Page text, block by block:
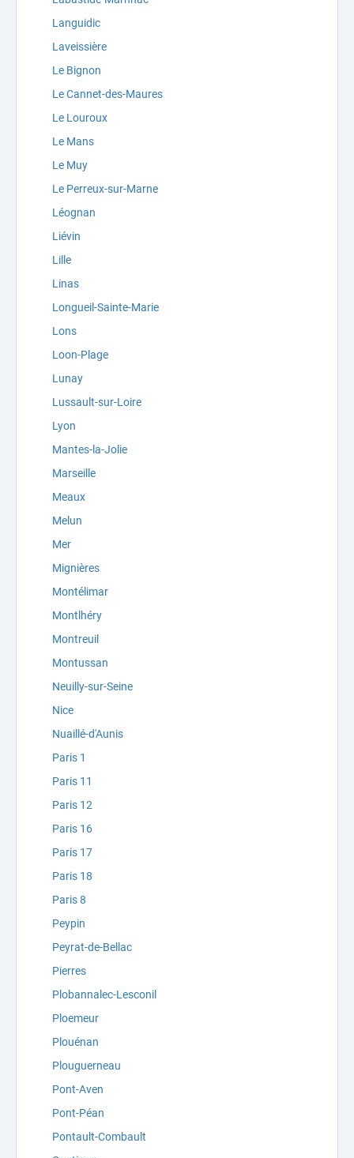
Languidic
Laveissière
Le Bignon
Le Cannet-des-Maures
Le Louroux
Le Mans
Le Muy
Le Perreux-sur-Marne
Léognan
Liévin
Lille
Linas
Longueil-Sainte-Marie
Lons
Loon-Plage
Lunay
Lussault-sur-Loire
Lyon
Mantes-la-Jolie
Marseille
Meaux
Melun
Mer
Mignières
Montélimar
Montlhéry
Montreuil
Montussan
Neuilly-sur-Seine
Nice
Nuaillé-d'Aunis
Paris 1
Paris 11
Paris 12
Paris 16
Paris 17
Paris 18
Paris 8
Peypin
Peyrat-de-Bellac
Pierres
Plobannalec-Lesconil
Ploemeur
Plouénan
Plouguerneau
Pont-Aven
Pont-Péan
Pontault-Combault